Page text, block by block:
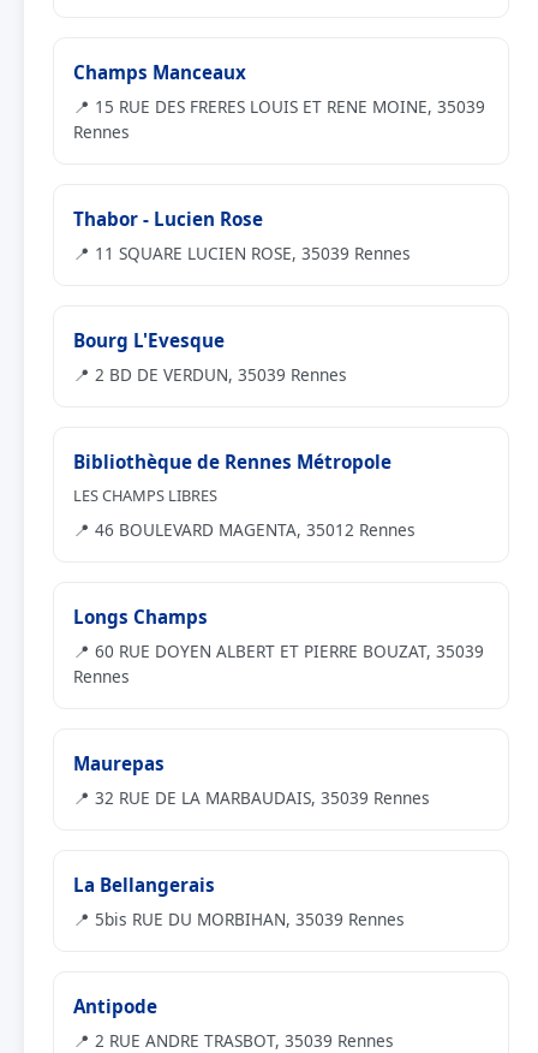
Champs Manceaux
📍 15 RUE DES FRERES LOUIS ET RENE MOINE, 35039
Rennes
Thabor - Lucien Rose
📍 11 SQUARE LUCIEN ROSE, 35039 Rennes
Bourg L'Evesque
📍 2 BD DE VERDUN, 35039 Rennes
Bibliothèque de Rennes Métropole
LES CHAMPS LIBRES
📍 46 BOULEVARD MAGENTA, 35012 Rennes
Longs Champs
📍 60 RUE DOYEN ALBERT ET PIERRE BOUZAT, 35039
Rennes
Maurepas
📍 32 RUE DE LA MARBAUDAIS, 35039 Rennes
La Bellangerais
📍 5bis RUE DU MORBIHAN, 35039 Rennes
Antipode
📍 2 RUE ANDRE TRASBOT, 35039 Rennes